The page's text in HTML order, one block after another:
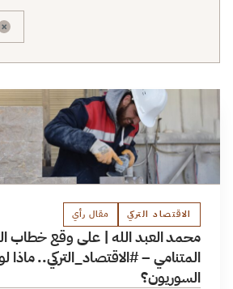
×
الاقتصاد التركي مقال رأي
محمد العبد الله | على وقع خطاب
المتنامي – #الاقتصاد_التركي.. ماذا
السوريون؟